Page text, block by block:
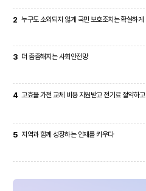
2 누구도 소외되지 않게 국민 보호조치는 확실하게
3 더 촘촘해지는 사회안전망
4 고효율 가전 교체 비용 지원받고 전기료 절약하고
5 지역과 함께 성장하는 인재를 키우다